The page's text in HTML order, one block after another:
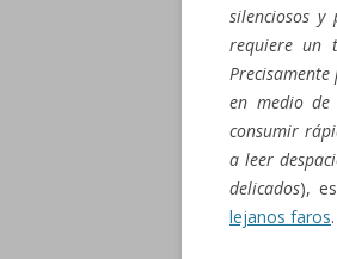
silenciosos
requiere un
en medio de
consumir
a leer
delicados),
lejanos faros.